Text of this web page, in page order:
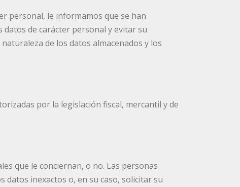
personal, le informamos que se han
de carácter personal y evitar su
de los datos almacenados y los
por la legislación fiscal, mercantil y de
que le conciernan, o no. Las personas
datos inexactos o, en su caso, solicitar su